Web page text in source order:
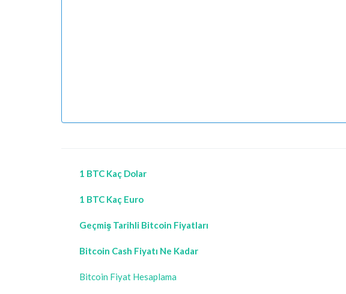
1 BTC Kaç Dolar
1 BTC Kaç Euro
Geçmiş Tarihli Bitcoin Fiyatları
Bitcoin Cash Fiyatı Ne Kadar
Bitcoin Fiyat Hesaplama